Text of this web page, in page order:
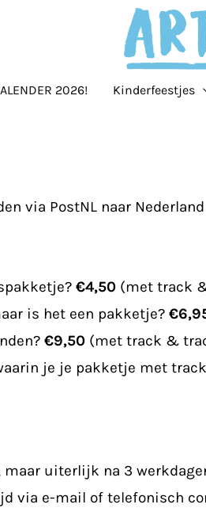
2026! Kinderfeestjes
via PostNL naar
€4,50 (met track
is het een pakketje?
€9,50 (met track &
je je pakketje met
uiterlijk na 3
via e-mail of telefonisch